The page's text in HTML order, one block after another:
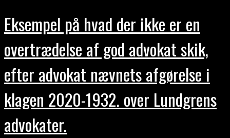
Eksempel på hvad der ikke er en
overtrædelse af god advokat skik,
efter advokat nævnets afgørelse i
klagen 2020-1932. over Lundgrens
advokater.